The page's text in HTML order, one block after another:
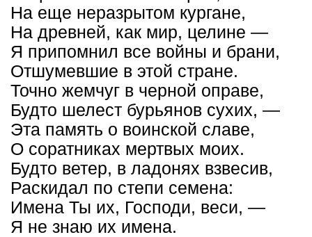
На еще неразрытом кургане,
На древней, как мир, целине —
Я припомнил все войны и брани,
Отшумевшие в этой стране.
Точно жемчуг в черной оправе,
Будто шелест бурьянов сухих, —
Эта память о воинской славе,
О соратниках мертвых моих.
Будто ветер, в ладонях взвесив,
Раскидал по степи семена:
Имена Ты их, Господи, веси, —
Я не знаю их имена.